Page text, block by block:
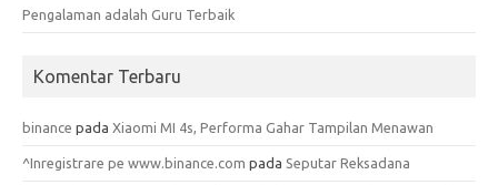
Pengalaman adalah Guru Terbaik
Komentar Terbaru
binance pada Xiaomi MI 4s, Performa Gahar Tampilan Menawan
^Inregistrare pe www.binance.com pada Seputar Reksadana